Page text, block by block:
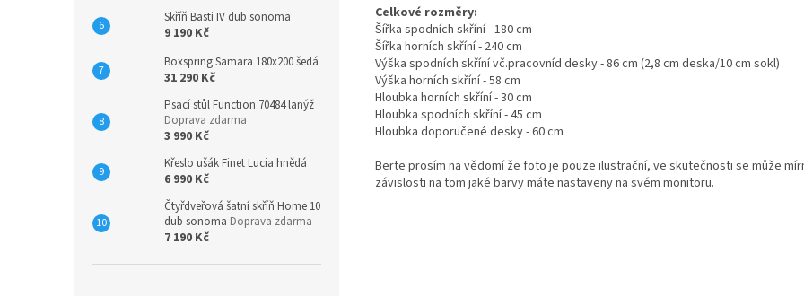
Skříň Basti IV dub sonoma
9 190 Kč
Boxspring Samara 180x200 šedá
31 290 Kč
Psací stůl Function 70484 lanýž
Doprava zdarma
3 990 Kč
Křeslo ušák Finet Lucia hnědá
6 990 Kč
Čtyřdveřová šatní skříň Home 10
dub sonoma Doprava zdarma
7 190 Kč
Celkové rozměry:
Šířka spodních skříní - 180 cm
Šířka horních skříní - 240 cm
Výška spodních skříní vč.pracovníd desky - 86 cm (2,8 cm deska/10 cm sokl)
Výška horních skříní - 58 cm
Hloubka horních skříní - 30 cm
Hloubka spodních skříní - 45 cm
Hloubka doporučené desky - 60 cm
Berte prosím na vědomí že foto je pouze ilustrační, ve skutečnosti se může
závislosti na tom jaké barvy máte nastaveny na svém monitoru.